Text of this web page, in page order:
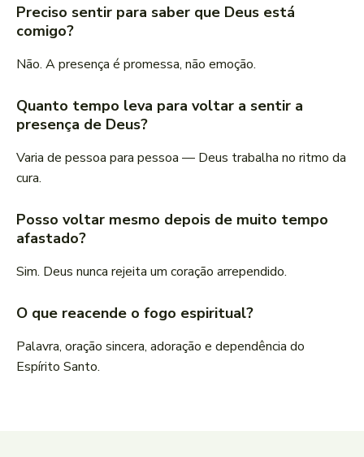
Preciso sentir para saber que Deus está
comigo?
Não. A presença é promessa, não emoção.
Quanto tempo leva para voltar a sentir a
presença de Deus?
Varia de pessoa para pessoa — Deus trabalha no ritmo da
cura.
Posso voltar mesmo depois de muito tempo
afastado?
Sim. Deus nunca rejeita um coração arrependido.
O que reacende o fogo espiritual?
Palavra, oração sincera, adoração e dependência do
Espírito Santo.